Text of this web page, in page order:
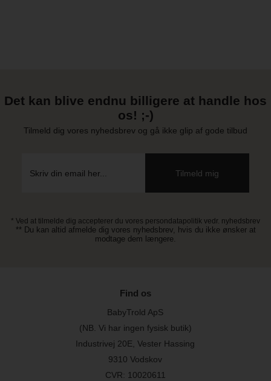
Det kan blive endnu billigere at handle hos
os! ;-)
Tilmeld dig vores nyhedsbrev og gå ikke glip af gode tilbud
* Ved at tilmelde dig accepterer du vores persondatapolitik vedr. nyhedsbrev
** Du kan altid afmelde dig vores nyhedsbrev, hvis du ikke ønsker at
modtage dem længere.
Find os
BabyTrold ApS
(NB. Vi har ingen fysisk butik)
Industrivej 20E, Vester Hassing
9310 Vodskov
CVR: 10020611